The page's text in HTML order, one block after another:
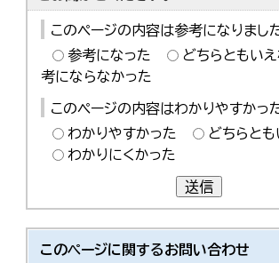
このページの内容は参考になりまし
参考になった
どちらともい
考にならなかった
このページの内容はわかりやすかっ
わかりやすかった
どちらと
わかりにくかった
送信
このページに関するお問い合わせ